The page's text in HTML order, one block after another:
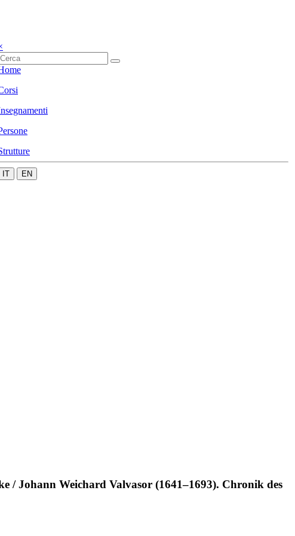
IT EN
/ Johann Weichard Valvasor (1641–1693). Chronik des